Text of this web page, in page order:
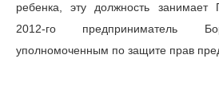
ребенка, эту должность занимает
2012-го предприниматель
уполномоченным по защите прав